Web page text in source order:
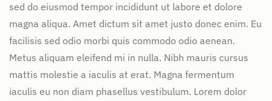
sed do eiusmod tempor incididunt ut labore et dolore
magna aliqua. Amet dictum sit amet justo donec enim. Eu
facilisis sed odio morbi quis commodo odio aenean.
Metus aliquam eleifend mi in nulla. Nibh mauris cursus
mattis molestie a iaculis at erat. Magna fermentum
iaculis eu non diam phasellus vestibulum. Lorem dolor